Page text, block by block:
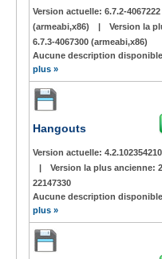
Version actuelle: 6.7.2-4067222
(armeabi,x86)
|
Version la
6.7.3-4067300 (armeabi,x86)
Aucune description
plus »
Hangouts
Version actuelle:
|
Version la plus ancienne:
22147330
Aucune description
plus »